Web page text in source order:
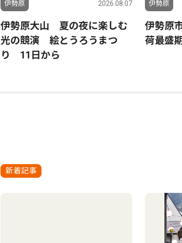
伊勢原 2026.08.07
伊勢原大山 夏の夜に楽しむ
光の競演 絵とうろうまつ
り 11日から
伊勢原
伊勢原
荷最盛
新着記事